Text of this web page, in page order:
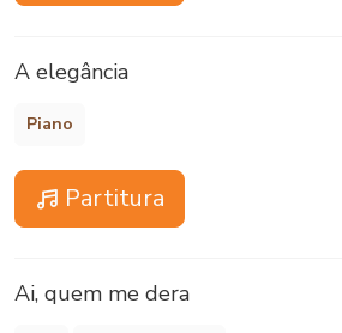
A elegância
Piano
Partitura
Ai, quem me dera